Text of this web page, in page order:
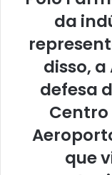
da
disso,
defesa
Centro
que